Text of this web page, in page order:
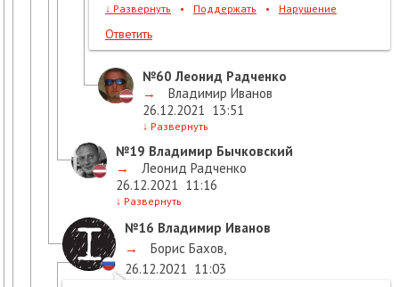
↓ Развернуть • Поддержать • Нарушение
Ответить
№60 Леонид Радченко
→
Владимир Иванов
26.12.2021 13:51
↓ Развернуть
№19 Владимир Бычковский
→
Леонид Радченко
26.12.2021 11:16
↓ Развернуть
№16 Владимир Иванов
→
Борис Бахов
26.12.2021 11:03